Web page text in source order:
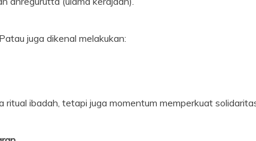
juga dikenal melakukan:
ritual ibadah, tetapi juga momentum memperkuat